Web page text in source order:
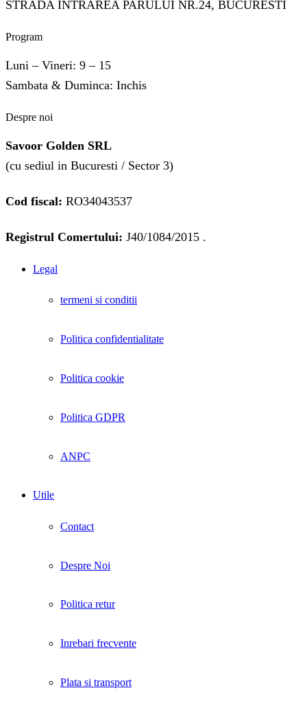
STRADA INTRAREA PARULUI NR.24, BUCURESTI
Program
Luni – Vineri: 9 – 15
Sambata & Duminca: Inchis
Despre noi
Savoor Golden SRL
(cu sediul in Bucuresti / Sector 3)
Cod fiscal: RO34043537
Registrul Comertului: J40/1084/2015 .
Legal
termeni si conditii
Politica confidentialitate
Politica cookie
Politica GDPR
ANPC
Utile
Contact
Despre Noi
Politica retur
Inrebari frecvente
Plata si transport